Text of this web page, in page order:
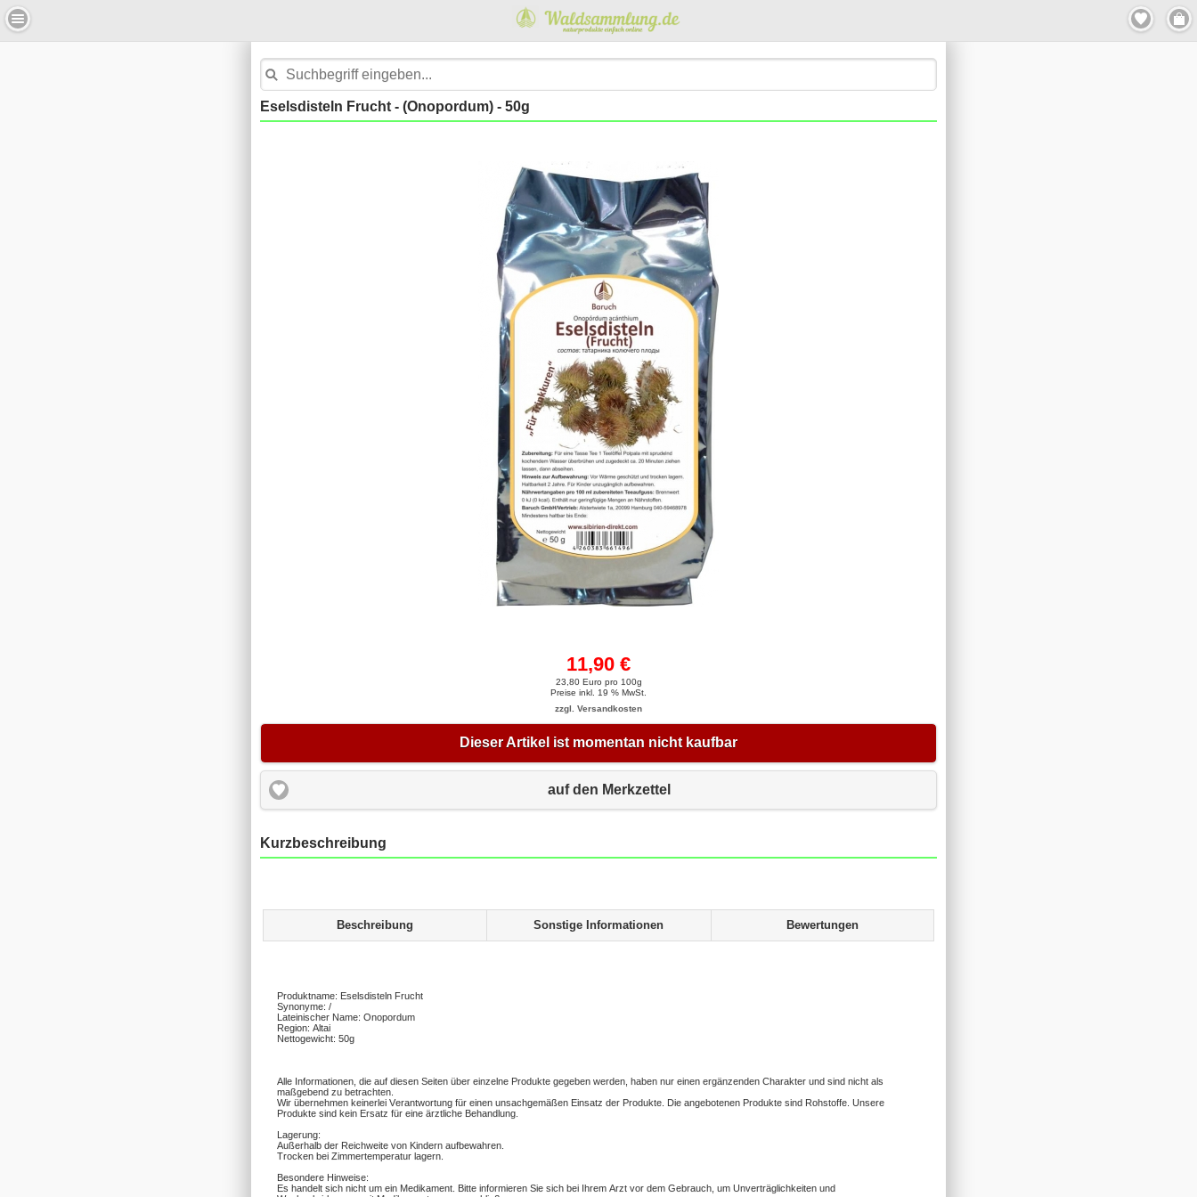
Eselsdisteln Frucht - (Onopordum) - 50g
11,90 €
23,80 Euro pro 100g
Preise inkl. 19 % MwSt.
zzgl. Versandkosten
Dieser Artikel ist momentan nicht kaufbar
auf den Merkzettel
Kurzbeschreibung
Beschreibung Sonstige Informationen Bewertungen
Produktname: Eselsdisteln Frucht
Synonyme: /
Lateinischer Name: Onopordum
Region: Altai
Nettogewicht: 50g
Alle Informationen, die auf diesen Seiten über einzelne Produkte gegeben werden, haben nur einen ergänzenden Charakter und sind nicht als
maßgebend zu betrachten.
Wir übernehmen keinerlei Verantwortung für einen unsachgemäßen Einsatz der Produkte. Die angebotenen Produkte sind Rohstoffe. Unsere
Produkte sind kein Ersatz für eine ärztliche Behandlung.
Lagerung:
Außerhalb der Reichweite von Kindern aufbewahren.
Trocken bei Zimmertemperatur lagern.
Besondere Hinweise:
Es handelt sich nicht um ein Medikament. Bitte informieren Sie sich bei Ihrem Arzt vor dem Gebrauch, um Unverträglichkeiten und